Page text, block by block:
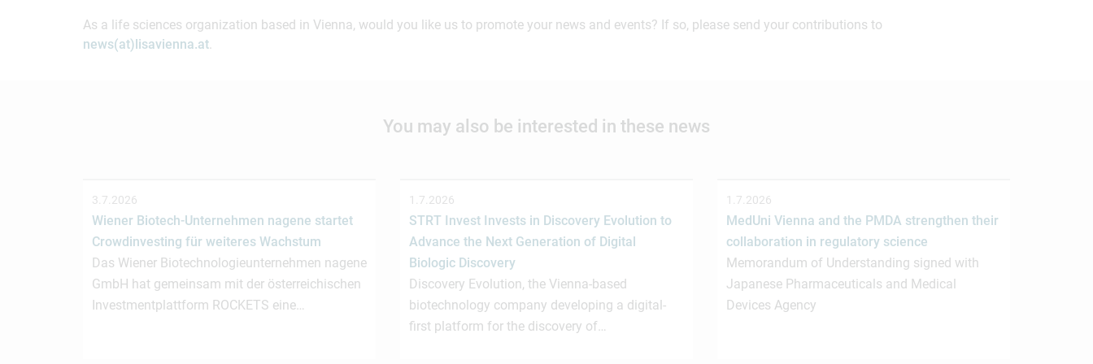
As a life sciences organization based in Vienna, would you like us to promote your news and events? If so, please send your contributions to
news(at)lisavienna.at.
You may also be interested in these news
3.7.2026
Wiener Biotech-Unternehmen nagene startet
Crowdinvesting für weiteres Wachstum
Das Wiener Biotechnologieunternehmen nagene
GmbH hat gemeinsam mit der österreichischen
Investmentplattform ROCKETS eine…
1.7.2026
STRT Invest Invests in Discovery Evolution to
Advance the Next Generation of Digital
Biologic Discovery
Discovery Evolution, the Vienna-based
biotechnology company developing a digital-
first platform for the discovery of…
1.7.2026
MedUni Vienna and the PMDA strengthen their
collaboration in regulatory science
Memorandum of Understanding signed with
Japanese Pharmaceuticals and Medical
Devices Agency